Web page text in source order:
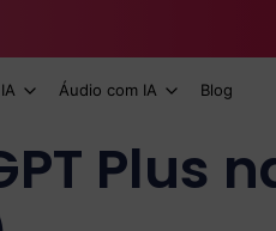
Áudio com IA Blog
Plus